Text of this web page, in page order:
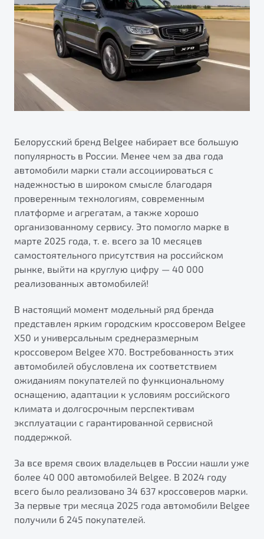
Яркий кроссовер
от 2 219 990 ₽*
Обзор
Элегантный и практичный седан
от 1 699 990 ₽*
X70
Универсальный кроссовер
от 2 499 990 ₽*
Обзор В наличии
Автокредит
Страхование
Расчет КАСКО
Узнайте о специальных выгодах при покупке
автомобиля Belgee
Подробно
Автомобили в наличии
Тест-драйв
Автокредит
Спецпредложения
Ремонт электрооборудования
Диагностика автомобилей
Ремонт двигателя
Кузовной ремонт
Полная диагностика
Покраска автомобилей
Ремонт ходовой части
Обслуживание автокондиционеров
ПОДДЕРЖКА
Belgee Линк
Belgee Плюс
Реферальная программа
Клиентская поддержка
Помощь на дорогах
Будьте еще более уверены на дорогах с программой
О дилерском центре
Правовая информация
Белорусский бренд Belgee набирает все большую
популярность в России. Менее чем за два года
автомобили марки стали ассоциироваться с
надежностью в широком смысле благодаря
проверенным технологиям, современным
платформе и агрегатам, а также хорошо
организованному сервису. Это помогло марке в
марте 2025 года, т. е. всего за 10 месяцев
самостоятельного присутствия на российском
рынке, выйти на круглую цифру — 40 000
реализованных автомобилей!
В настоящий момент модельный ряд бренда
представлен ярким городским кроссовером Belgee
X50 и универсальным среднеразмерным
кроссовером Belgee X70. Востребованность этих
автомобилей обусловлена их соответствием
ожиданиям покупателей по функциональному
оснащению, адаптации к условиям российского
климата и долгосрочным перспективам
эксплуатации с гарантированной сервисной
поддержкой.
За все время своих владельцев в России нашли уже
более 40 000 автомобилей Belgee. В 2024 году
всего было реализовано 34 637 кроссоверов марки.
За первые три месяца 2025 года автомобили Belgee
получили 6 245 покупателей.